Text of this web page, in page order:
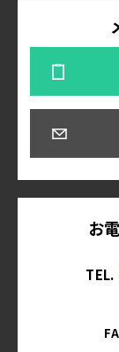
お
TEL.